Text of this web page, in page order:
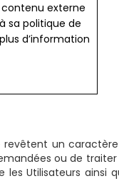
contenu externe
sa politique de
d’information
revêtent un
ou de
Utilisateurs ainsi